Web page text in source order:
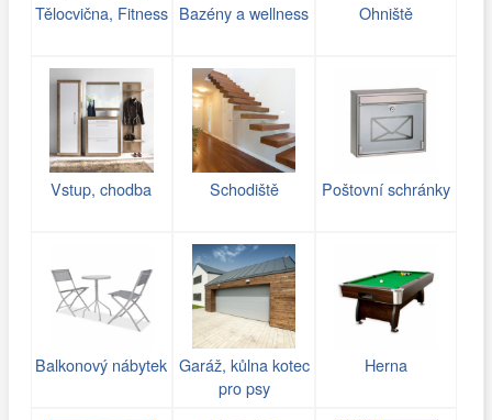
Tělocvična, Fitness Bazény a wellness Ohniště
Vstup, chodba Schodiště Poštovní schránky
Balkonový nábytek Garáž, kůlna kotec
pro psy
Herna